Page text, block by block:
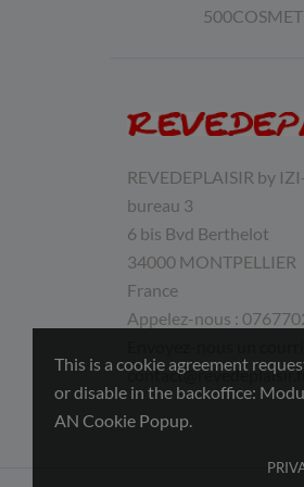
This is a cookie agreement
or disable in the backoffice:
AN Cookie Popup.
REVEDEPLAISIR by
bureau 3
6 bis Bvd Berthelot
34000 MONTPELLIER
France
Appelez-nous :